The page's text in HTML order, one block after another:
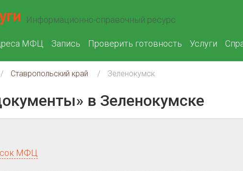
Информационно-справочный ресурс
МФЦ Запись Проверить готовность Услуги
Ставропольский край Зеленокумск
в Зеленокумске
МФЦ